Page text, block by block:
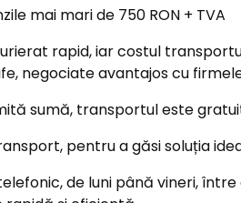
mai mari de 750 RON + TVA
rapid, iar costul
negociate avantajos cu
sumă, transportul este
pentru a găsi soluția
de luni până vineri,